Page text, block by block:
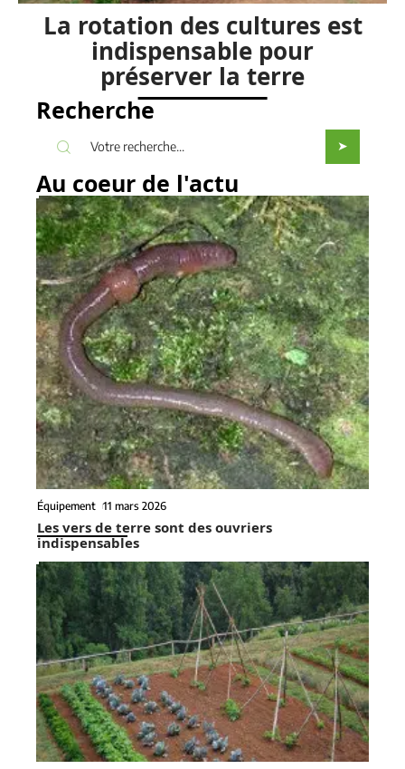
La rotation des cultures est
indispensable pour
préserver la terre
Recherche
Au coeur de l'actu
Équipement 11 mars 2026
Les vers de terre sont des ouvriers
indispensables